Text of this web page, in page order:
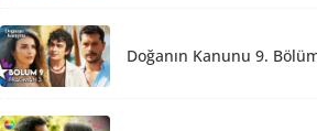
Doğanın Kanunu 9.